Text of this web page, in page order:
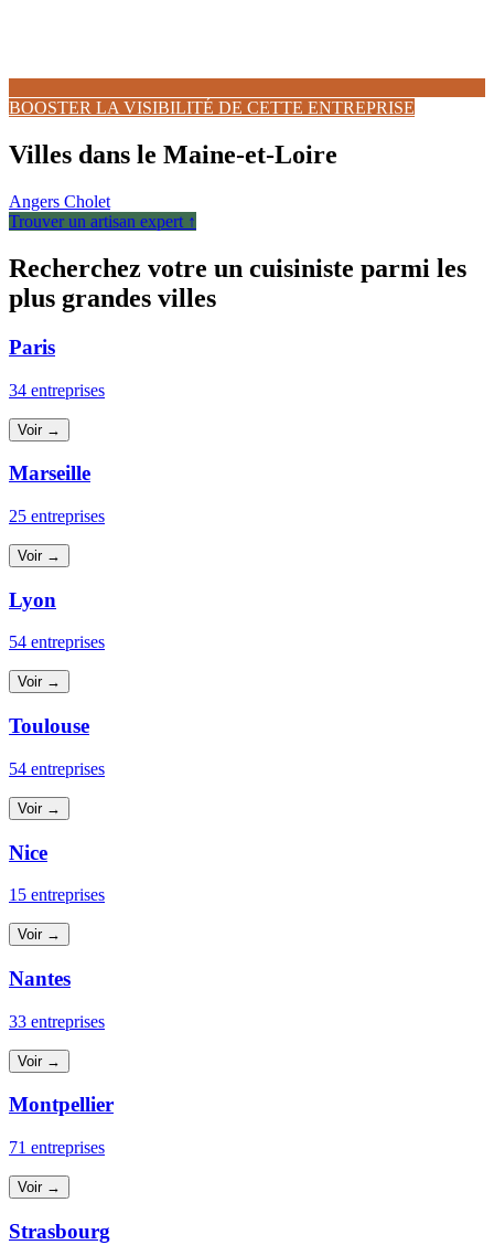
BOOSTER LA VISIBILITÉ DE CETTE ENTREPRISE
Villes dans le Maine-et-Loire
Angers Cholet
Trouver un artisan expert ↑
Recherchez votre un cuisiniste parmi les
plus grandes villes
Paris
34 entreprises
Voir →
Marseille
25 entreprises
Voir →
Lyon
54 entreprises
Voir →
Toulouse
54 entreprises
Voir →
Nice
15 entreprises
Voir →
Nantes
33 entreprises
Voir →
Montpellier
71 entreprises
Voir →
Strasbourg